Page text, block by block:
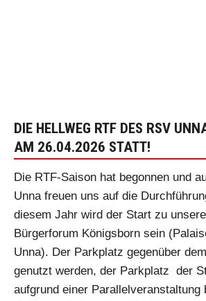
DIE HELLWEG RTF DES RSV
AM 26.04.2026 STATT!
Die RTF-Saison hat begonnen und
Unna freuen uns auf die
diesem Jahr wird der Start zu
Bürgerforum Königsborn sein
Unna). Der Parkplatz gegenüber
genutzt werden, der Parkplatz der
aufgrund einer Parallelveranstaltung